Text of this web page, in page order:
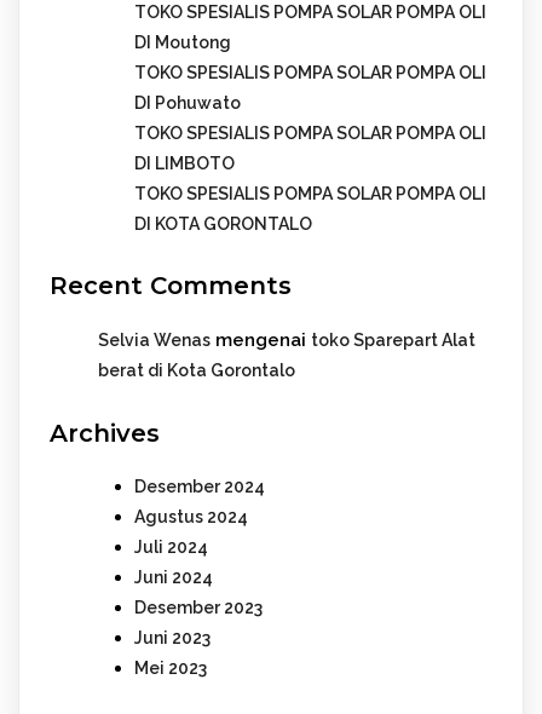
TOKO SPESIALIS POMPA SOLAR POMPA OLI
DI Moutong
TOKO SPESIALIS POMPA SOLAR POMPA OLI
DI Pohuwato
TOKO SPESIALIS POMPA SOLAR POMPA OLI
DI LIMBOTO
TOKO SPESIALIS POMPA SOLAR POMPA OLI
DI KOTA GORONTALO
Recent Comments
Selvia Wenas mengenai toko Sparepart Alat
berat di Kota Gorontalo
Archives
Desember 2024
Agustus 2024
Juli 2024
Juni 2024
Desember 2023
Juni 2023
Mei 2023